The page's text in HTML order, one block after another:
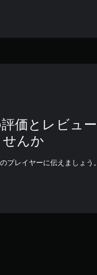
価とレビュー
せんか
プレイヤーに伝えましょう。